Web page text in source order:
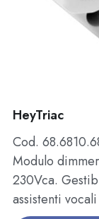
HeyTriac
Cod.
Modulo
230Vca.
assistenti